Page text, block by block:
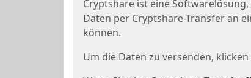
Cryptshare ist eine
Daten per Cryptshare-Transfer an
können.
Um die Daten zu versenden, klicken